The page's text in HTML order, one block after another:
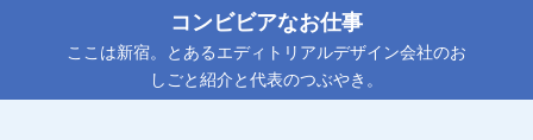
ン
コンビビアなお仕事
ここは新宿。とあるエディトリアルデザイン会社のお
しごと紹介と代表のつぶやき。